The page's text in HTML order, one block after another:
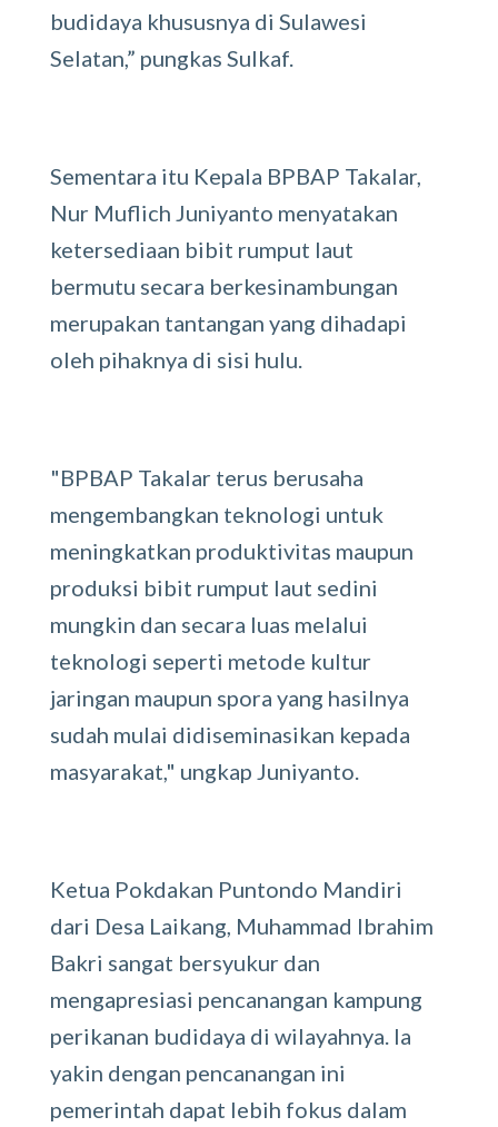
budidaya khususnya di Sulawesi
Selatan,” pungkas Sulkaf.
Sementara itu Kepala BPBAP Takalar,
Nur Muflich Juniyanto menyatakan
ketersediaan bibit rumput laut
bermutu secara berkesinambungan
merupakan tantangan yang dihadapi
oleh pihaknya di sisi hulu.
"BPBAP Takalar terus berusaha
mengembangkan teknologi untuk
meningkatkan produktivitas maupun
produksi bibit rumput laut sedini
mungkin dan secara luas melalui
teknologi seperti metode kultur
jaringan maupun spora yang hasilnya
sudah mulai didiseminasikan kepada
masyarakat," ungkap Juniyanto.
Ketua Pokdakan Puntondo Mandiri
dari Desa Laikang, Muhammad Ibrahim
Bakri sangat bersyukur dan
mengapresiasi pencanangan kampung
perikanan budidaya di wilayahnya. Ia
yakin dengan pencanangan ini
pemerintah dapat lebih fokus dalam